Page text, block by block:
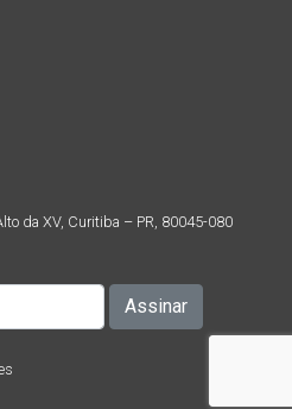
da XV, Curitiba – PR, 80045-080